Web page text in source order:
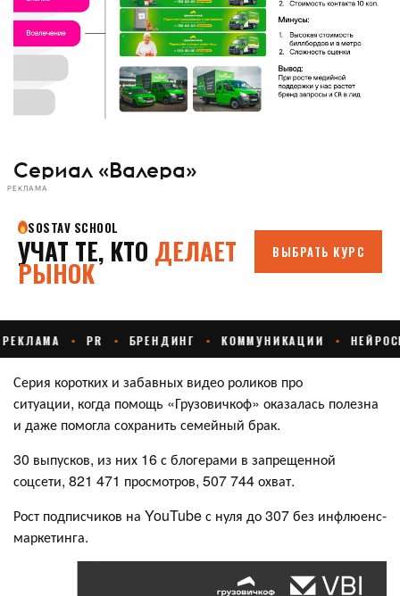
Сериал «Валера»
РЕКЛАМА
Серия коротких и забавных видео роликов про
ситуации, когда помощь «Грузовичкоф» оказалась полезна
и даже помогла сохранить семейный брак.
30 выпусков, из них 16 с блогерами в запрещенной
соцсети, 821 471 просмотров, 507 744 охват.
Рост подписчиков на YouTube с нуля до 307 без инфлюенс-
маркетинга.